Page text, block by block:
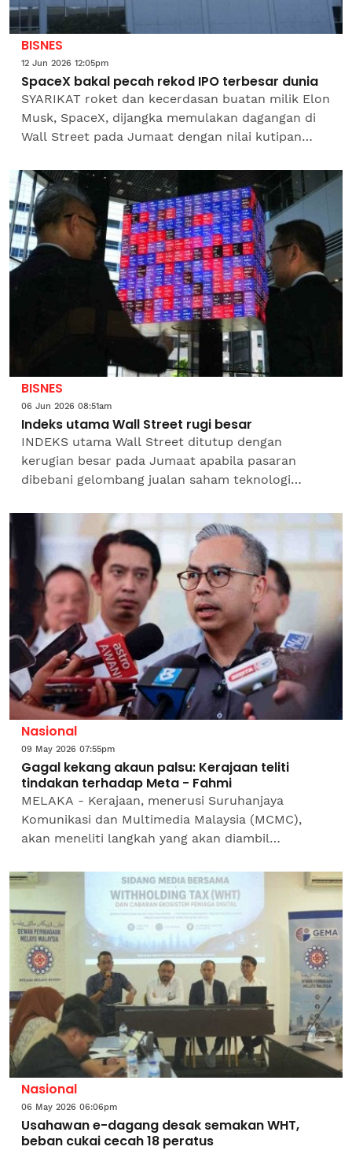
BISNES
12 Jun 2026 12:05pm
SpaceX bakal pecah rekod IPO terbesar dunia
SYARIKAT roket dan kecerdasan buatan milik Elon
Musk, SpaceX, dijangka memulakan dagangan di
Wall Street pada Jumaat dengan nilai kutipan
tawaran awam...
BISNES
06 Jun 2026 08:51am
Indeks utama Wall Street rugi besar
INDEKS utama Wall Street ditutup dengan
kerugian besar pada Jumaat apabila pasaran
dibebani gelombang jualan saham teknologi
dipacu pelaburan kecerdasan...
Nasional
09 May 2026 07:55pm
Gagal kekang akaun palsu: Kerajaan teliti
tindakan terhadap Meta - Fahmi
MELAKA - Kerajaan, menerusi Suruhanjaya
Komunikasi dan Multimedia Malaysia (MCMC),
akan meneliti langkah yang akan diambil
gergasi media sosial milik...
Nasional
06 May 2026 06:06pm
Usahawan e-dagang desak semakan WHT,
beban cukai cecah 18 peratus